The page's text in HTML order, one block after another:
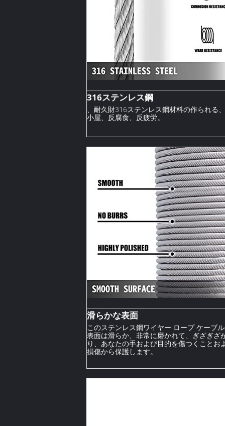
316ステンレス鋼
、耐久財316ステンレス鋼材料の作られる
小屋、反腐食、反疲労。
滑らかな表面
このステンレス鋼ワイヤー ロープ ケーブ
表面は滑らか、非常に磨かれて、ぎざぎざ
り、あなたの手および目的を傷つくことお
損傷から保護します。